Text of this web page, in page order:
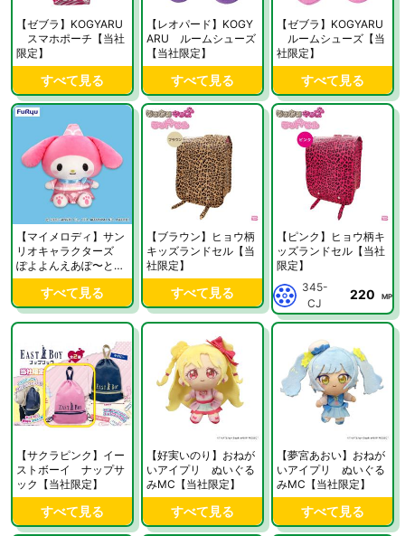
【ゼブラ】KOGYARU
スマホポーチ【当社
限定】
すべて見る
【レオパード】KOGY
ARU ルームシューズ
【当社限定】
すべて見る
【ゼブラ】KOGYARU
ルームシューズ【当
社限定】
すべて見る
【マイメロディ】サン
リオキャラクターズ
ぽよよんえあぽ〜とBI
Gぬいぐるみ〜マイメ
ロディ・マイスウィー
トピアノ〜【当社限
定】
すべて見る
【ブラウン】ヒョウ柄
キッズランドセル【当
社限定】
すべて見る
【ピンク】ヒョウ柄キ
ッズランドセル【当社
限定】
345-
CJ
220 MP
【サクラピンク】イー
ストボーイ ナップサ
ック【当社限定】
すべて見る
【好実いのり】おねが
いアイプリ ぬいぐる
みMC【当社限定】
すべて見る
【夢宮あおい】おねが
いアイプリ ぬいぐる
みMC【当社限定】
すべて見る